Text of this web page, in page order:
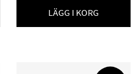
LÄGG I KORG